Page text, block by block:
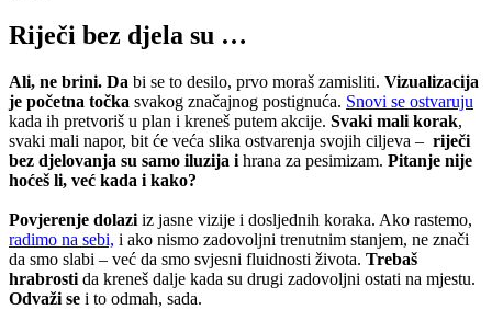
Riječi bez djela su …
Ali, ne brini. Da bi se to desilo, prvo moraš zamisliti. Vizualizacija
je početna točka svakog značajnog postignuća. Snovi se ostvaruju
kada ih pretvoriš u plan i kreneš putem akcije. Svaki mali korak,
svaki mali napor, bit će veća slika ostvarenja svojih ciljeva – riječi
bez djelovanja su samo iluzija i hrana za pesimizam. Pitanje nije
hoćeš li, već kada i kako?
Povjerenje dolazi iz jasne vizije i dosljednih koraka. Ako rastemo,
radimo na sebi, i ako nismo zadovoljni trenutnim stanjem, ne znači
da smo slabi – već da smo svjesni fluidnosti života. Trebaš
hrabrosti da kreneš dalje kada su drugi zadovoljni ostati na mjestu.
Odvaži se i to odmah, sada.